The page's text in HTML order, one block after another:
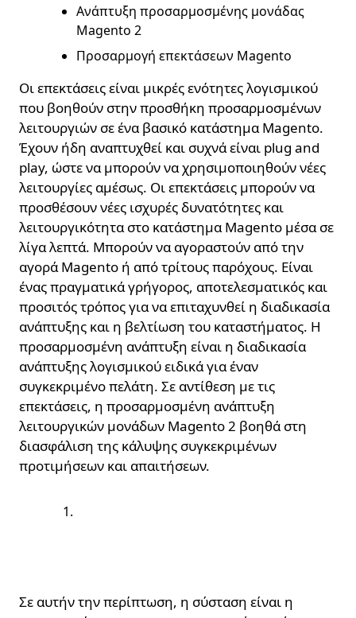
Ανάπτυξη προσαρμοσμένης μονάδας
Magento 2
Προσαρμογή επεκτάσεων Magento
Οι επεκτάσεις είναι μικρές ενότητες λογισμικού
που βοηθούν στην προσθήκη προσαρμοσμένων
λειτουργιών σε ένα βασικό κατάστημα Magento.
Έχουν ήδη αναπτυχθεί και συχνά είναι plug and
play, ώστε να μπορούν να χρησιμοποιηθούν νέες
λειτουργίες αμέσως. Οι επεκτάσεις μπορούν να
προσθέσουν νέες ισχυρές δυνατότητες και
λειτουργικότητα στο κατάστημα Magento μέσα σε
λίγα λεπτά. Μπορούν να αγοραστούν από την
αγορά Magento ή από τρίτους παρόχους. Είναι
ένας πραγματικά γρήγορος, αποτελεσματικός και
προσιτός τρόπος για να επιταχυνθεί η διαδικασία
ανάπτυξης και η βελτίωση του καταστήματος. Η
προσαρμοσμένη ανάπτυξη είναι η διαδικασία
ανάπτυξης λογισμικού ειδικά για έναν
συγκεκριμένο πελάτη. Σε αντίθεση με τις
επεκτάσεις, η προσαρμοσμένη ανάπτυξη
λειτουργικών μονάδων Magento 2 βοηθά στη
διασφάλιση της κάλυψης συγκεκριμένων
προτιμήσεων και απαιτήσεων.
Σε αυτήν την περίπτωση, η σύσταση είναι η